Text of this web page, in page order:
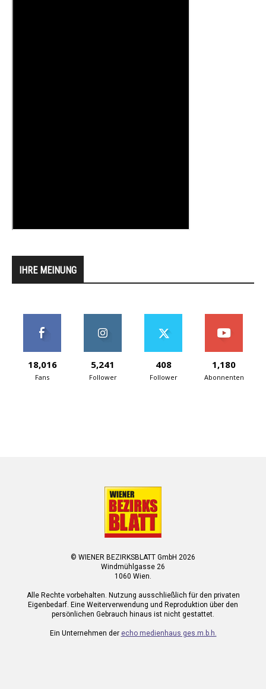
IHRE MEINUNG
18,016
Fans
5,241
Follower
408
Follower
1,180
Abonnenten
© WIENER BEZIRKSBLATT GmbH 2026
Windmühlgasse 26
1060 Wien.
Alle Rechte vorbehalten. Nutzung ausschließlich für den privaten
Eigenbedarf. Eine Weiterverwendung und Reproduktion über den
persönlichen Gebrauch hinaus ist nicht gestattet.
Ein Unternehmen der echo medienhaus ges.m.b.h.